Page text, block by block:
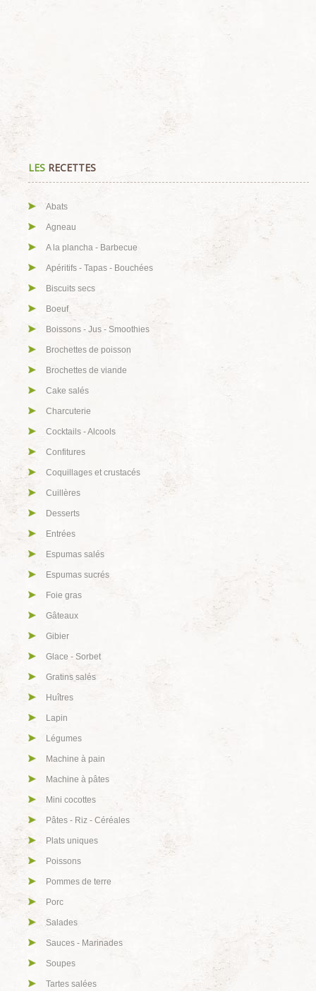
LES RECETTES
Abats
Agneau
A la plancha - Barbecue
Apéritifs - Tapas - Bouchées
Biscuits secs
Boeuf
Boissons - Jus - Smoothies
Brochettes de poisson
Brochettes de viande
Cake salés
Charcuterie
Cocktails - Alcools
Confitures
Coquillages et crustacés
Cuillères
Desserts
Entrées
Espumas salés
Espumas sucrés
Foie gras
Gâteaux
Gibier
Glace - Sorbet
Gratins salés
Huîtres
Lapin
Légumes
Machine à pain
Machine à pâtes
Mini cocottes
Pâtes - Riz - Céréales
Plats uniques
Poissons
Pommes de terre
Porc
Salades
Sauces - Marinades
Soupes
Tartes salées